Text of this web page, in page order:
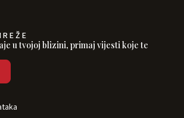
u tvojoj blizini, primaj vijesti koje te